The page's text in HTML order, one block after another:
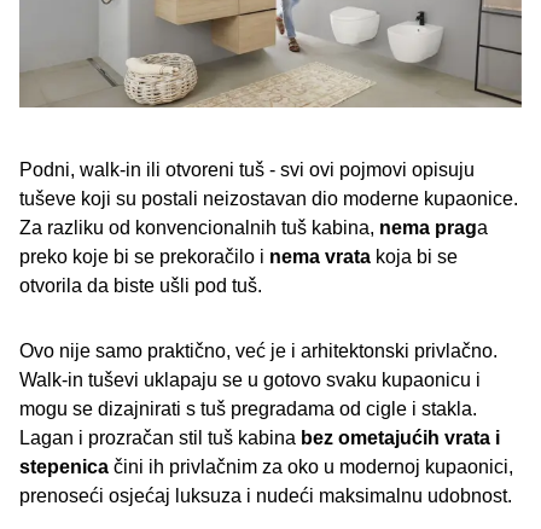
Podni, walk-in ili otvoreni tuš - svi ovi pojmovi opisuju
tuševe koji su postali neizostavan dio moderne kupaonice.
Za razliku od konvencionalnih tuš kabina, nema praga
preko koje bi se prekoračilo i nema vrata koja bi se
otvorila da biste ušli pod tuš.
Ovo nije samo praktično, već je i arhitektonski privlačno.
Walk-in tuševi uklapaju se u gotovo svaku kupaonicu i
mogu se dizajnirati s tuš pregradama od cigle i stakla.
Lagan i prozračan stil tuš kabina bez ometajućih vrata i
stepenica čini ih privlačnim za oko u modernoj kupaonici,
prenoseći osjećaj luksuza i nudeći maksimalnu udobnost.